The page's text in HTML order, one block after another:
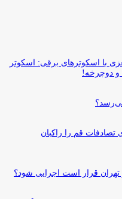
با اسکوترهای برقی: اسکوتر
و دوچرخه!
می‌رسد؟
فوتی‌های تصادفات قم را راکبان
تهران قرار است اجرایی شود؟